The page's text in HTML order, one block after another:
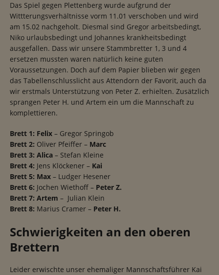
Das Spiel gegen Plettenberg wurde aufgrund der
Wittterungsverhältnisse vorm 11.01 verschoben und wird
am 15.02 nachgeholt. Diesmal sind Gregor arbeitsbedingt,
Niko urlaubsbedingt und Johannes krankheitsbedingt
ausgefallen. Dass wir unsere Stammbretter 1, 3 und 4
ersetzen mussten waren natürlich keine guten
Voraussetzungen. Doch auf dem Papier blieben wir gegen
das Tabellenschlusslicht aus Attendorn der Favorit, auch da
wir erstmals Unterstützung von Peter Z. erhielten. Zusätzlich
sprangen Peter H. und Artem ein um die Mannschaft zu
komplettieren.
Brett 1: Felix – Gregor Springob
Brett 2: Oliver Pfeiffer – Marc
Brett 3: Alica – Stefan Kleine
Brett 4: Jens Klöckener – Kai
Brett 5: Max – Ludger Hesener
Brett 6: Jochen Wiethoff – Peter Z.
Brett 7: Artem – Julian Klein
Brett 8: Marius Cramer – Peter H.
Schwierigkeiten an den oberen
Brettern
Leider erwischte unser ehemaliger Mannschaftsführer Kai